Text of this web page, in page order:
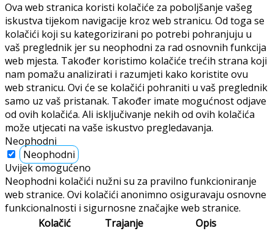
Ova web stranica koristi kolačiće za poboljšanje vašeg
iskustva tijekom navigacije kroz web stranicu. Od toga se
kolačići koji su kategorizirani po potrebi pohranjuju u
vaš preglednik jer su neophodni za rad osnovnih funkcija
web mjesta. Također koristimo kolačiće trećih strana koji
nam pomažu analizirati i razumjeti kako koristite ovu
web stranicu. Ovi će se kolačići pohraniti u vaš preglednik
samo uz vaš pristanak. Također imate mogućnost odjave
od ovih kolačića. Ali isključivanje nekih od ovih kolačića
može utjecati na vaše iskustvo pregledavanja.
Neophodni
Neophodni
Uvijek omogućeno
Neophodni kolačići nužni su za pravilno funkcioniranje
web stranice. Ovi kolačići anonimno osiguravaju osnovne
funkcionalnosti i sigurnosne značajke web stranice.
Kolačić
Trajanje Opis